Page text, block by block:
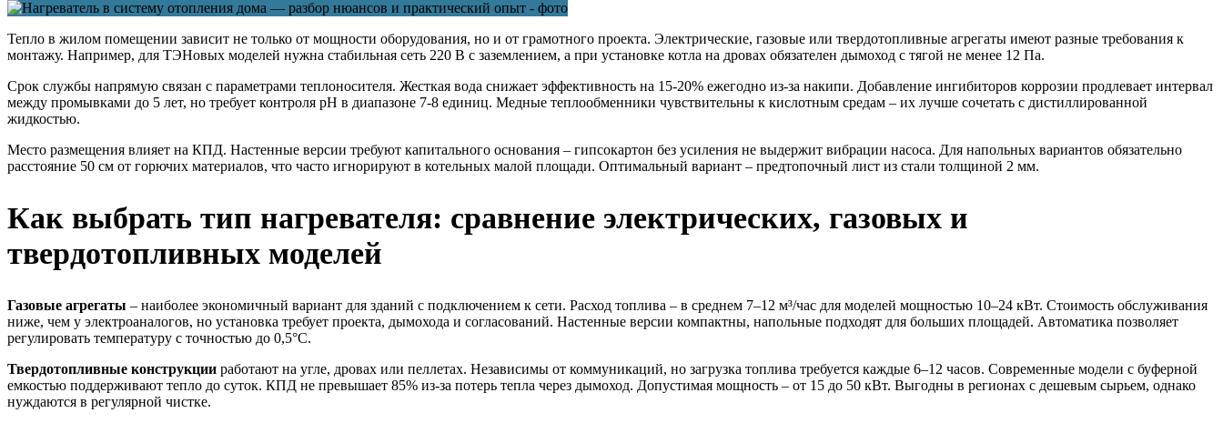
Тепло в жилом помещении зависит не только от мощности оборудования, но и от грамотного проекта. Электрические, газовые или твердотопливные агрегаты имеют разные требования к
монтажу. Например, для ТЭНовых моделей нужна стабильная сеть 220 В с заземлением, а при установке котла на дровах обязателен дымоход с тягой не менее 12 Па.
Срок службы напрямую связан с параметрами теплоносителя. Жесткая вода снижает эффективность на 15-20% ежегодно из-за накипи. Добавление ингибиторов коррозии продлевает интервал
между промывками до 5 лет, но требует контроля pH в диапазоне 7-8 единиц. Медные теплообменники чувствительны к кислотным средам – их лучше сочетать с дистиллированной
жидкостью.
Место размещения влияет на КПД. Настенные версии требуют капитального основания – гипсокартон без усиления не выдержит вибрации насоса. Для напольных вариантов обязательно
расстояние 50 см от горючих материалов, что часто игнорируют в котельных малой площади. Оптимальный вариант – предтопочный лист из стали толщиной 2 мм.
Как выбрать тип нагревателя: сравнение электрических, газовых и
твердотопливных моделей
Газовые агрегаты – наиболее экономичный вариант для зданий с подключением к сети. Расход топлива – в среднем 7–12 м³/час для моделей мощностью 10–24 кВт. Стоимость обслуживания
ниже, чем у электроаналогов, но установка требует проекта, дымохода и согласований. Настенные версии компактны, напольные подходят для больших площадей. Автоматика позволяет
регулировать температуру с точностью до 0,5°C.
Твердотопливные конструкции работают на угле, дровах или пеллетах. Независимы от коммуникаций, но загрузка топлива требуется каждые 6–12 часов. Современные модели с буферной
емкостью поддерживают тепло до суток. КПД не превышает 85% из-за потерь тепла через дымоход. Допустимая мощность – от 15 до 50 кВт. Выгодны в регионах с дешевым сырьем, однако
нуждаются в регулярной чистке.